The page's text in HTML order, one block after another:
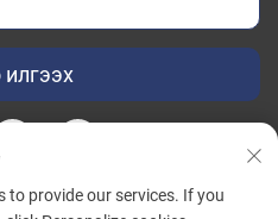
to provide our services. If you